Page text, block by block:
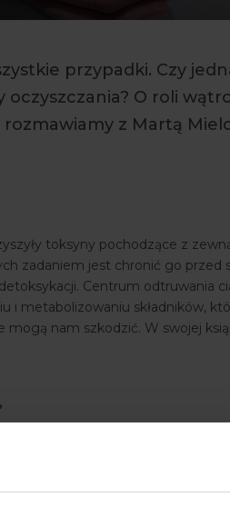
przypadki. Czy
O roli
z Martą
toksyny pochodzące z
zadaniem jest chronić go przed
Centrum odtruwania
i metabolizowaniu składników,
nam szkodzić. W swojej
ale tak naprawdę, jeśli
napoje, palimy i nie
naszego organizmu. Takimi
komórkowe, produkty